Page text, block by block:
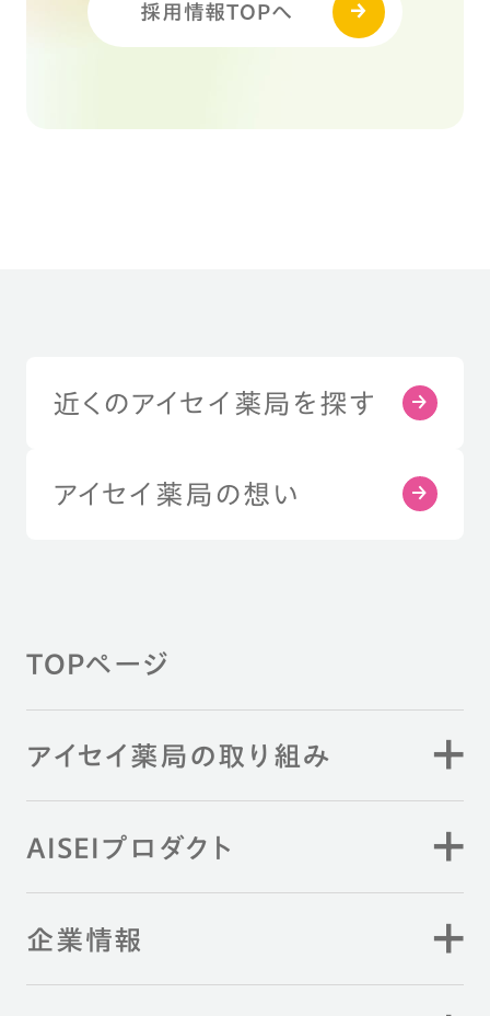
採用情報TOPへ
近くのアイセイ薬局を探す
アイセイ薬局の想い
TOPページ
アイセイ薬局の取り組み
AISEIプロダクト
企業情報